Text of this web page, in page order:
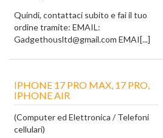
Quindi, contattaci subito e fai il tuo
ordine tramite: EMAIL:
Gadgethousltd@gmail.com EMAI[...]
IPHONE 17 PRO MAX, 17 PRO,
IPHONE AIR
(Computer ed Elettronica / Telefoni
cellulari)